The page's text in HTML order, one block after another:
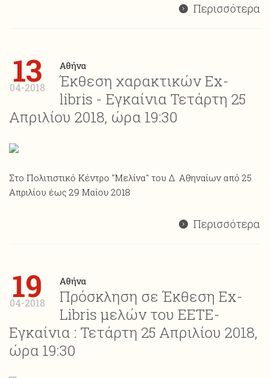
Περισσότερα
13
04-2018
Αθήνα
Έκθεση χαρακτικών Ex-
libris - Εγκαίνια Τετάρτη 25
Απριλίου 2018, ώρα 19:30
Στο Πολιτιστικό Κέντρο "Μελίνα" του Δ. Αθηναίων από 25
Απριλίου έως 29 Μαΐου 2018
Περισσότερα
19
04-2018
Αθήνα
Πρόσκληση σε Έκθεση Ex-
Libris μελών του ΕΕΤΕ-
Εγκαίνια : Τετάρτη 25 Απριλίου 2018,
ώρα 19:30